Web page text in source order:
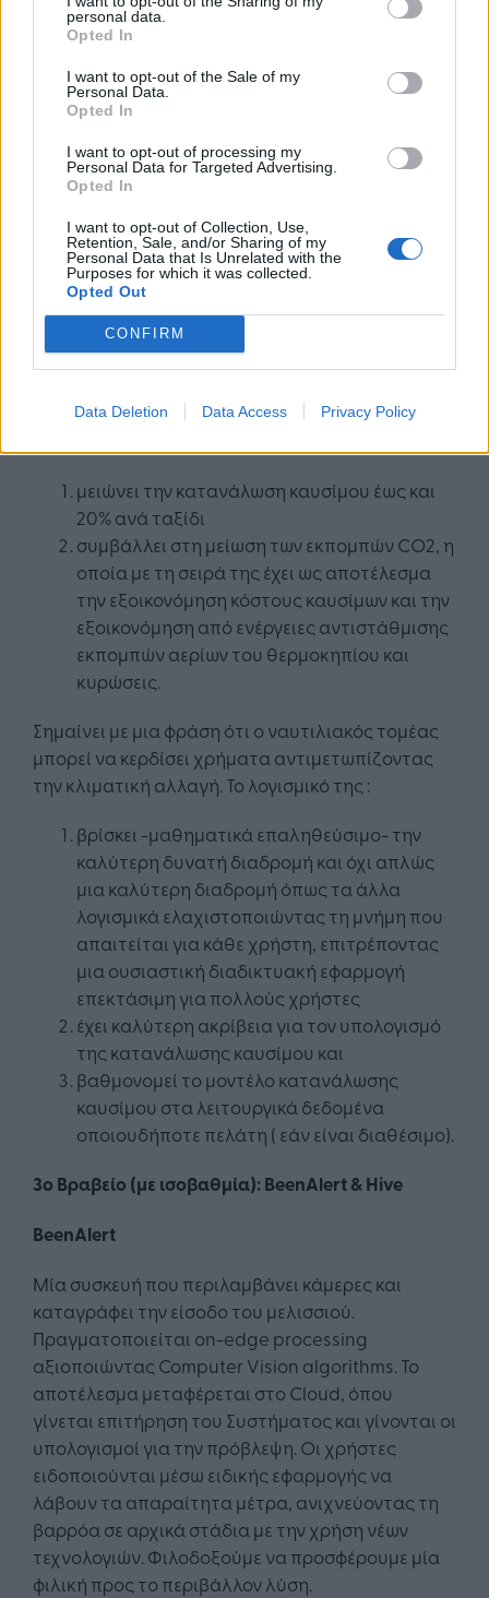
personal data.
Opted In
I want to opt-out of the Sale of my
Personal Data.
Opted In
I want to opt-out of processing my
Personal Data for Targeted Advertising.
Opted In
I want to opt-out of Collection, Use,
Retention, Sale, and/or Sharing of my
Personal Data that Is Unrelated with the
Purposes for which it was collected.
Opted Out
CONFIRM
Data Deletion Data Access Privacy Policy
έχει τη δυνατότητα να διανύει μεγάλες
αποστάσεις γρήγορα, αλλά και να μπορεί να
εκτελεί ένα δρομολόγιο σε αστικό περιβάλλον με
συνεχείς διακυμάνσεις (υψομέτρου, ταχύτητας
κτλ.) που απαιτείται από τα οχήματα στη νέα
ανερχόμενη βιομηχανία των αεροταξί.
2ο Βραβείο: Promilist
Η αποστολή της Promilist είναι ο
επαναπροσδιορισμός των λύσεων
βελτιστοποίησης ταξιδιών. Προς αυτή την
κατεύθυνση, έχει αναπτυχθεί ένα λογισμικό
δρομολόγησης καιρού που χρησιμοποιεί τεχνητή
τεχνολογία προκειμένου να βρει την καλύτερη
μειώνει την κατανάλωση καυσίμου έως και
20% ανά ταξίδι
συμβάλλει στη μείωση των εκπομπών CO2, η
οποία με τη σειρά της έχει ως αποτέλεσμα
την εξοικονόμηση κόστους καυσίμων και την
εξοικονόμηση από ενέργειες αντιστάθμισης
εκπομπών αερίων του θερμοκηπίου και
κυρώσεις.
Σημαίνει με μια φράση ότι ο ναυτιλιακός τομέας
μπορεί να κερδίσει χρήματα αντιμετωπίζοντας
την κλιματική αλλαγή. Το λογισμικό της :
βρίσκει -μαθηματικά επαληθεύσιμο- την
καλύτερη δυνατή διαδρομή και όχι απλώς
μια καλύτερη διαδρομή όπως τα άλλα
λογισμικά ελαχιστοποιώντας τη μνήμη που
απαιτείται για κάθε χρήστη, επιτρέποντας
μια ουσιαστική διαδικτυακή εφαρμογή
επεκτάσιμη για πολλούς χρήστες
έχει καλύτερη ακρίβεια για τον υπολογισμό
της κατανάλωσης καυσίμου και
βαθμονομεί το μοντέλο κατανάλωσης
καυσίμου στα λειτουργικά δεδομένα
οποιουδήποτε πελάτη ( εάν είναι διαθέσιμο).
3ο Βραβείο (με ισοβαθμία):BeenAlert & Hive
BeenAlert
Μία συσκευή που περιλαμβάνει κάμερες και
καταγράφει την είσοδο του μελισσιού.
Πραγματοποιείται on-edge processing
αξιοποιώντας Computer Vision algorithms. Το
αποτέλεσμα μεταφέρεται στο Cloud, όπου
γίνεται επιτήρηση του Συστήματος και γίνονται οι
υπολογισμοί για την πρόβλεψη. Οι χρήστες
ειδοποιούνται μέσω ειδικής εφαρμογής να
λάβουν τα απαραίτητα μέτρα, ανιχνεύοντας τη
βαρρόα σε αρχικά στάδια με την χρήση νέων
τεχνολογιών. Φιλοδοξούμε να προσφέρουμε μία
φιλική προς το περιβάλλον λύση.